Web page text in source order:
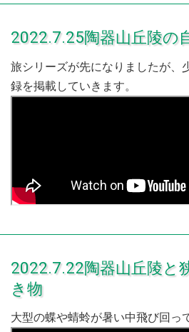
2022.7.25陶器山丘陵の
旅シリーズが先になりましたが、
録を掲載していきます。
2022.7.22陶器山丘陵と
き物
大型の蝶や蜻蛉が暑い中飛び回っ